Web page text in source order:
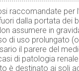
raccomandate per
dalla portata dei
assumere in
di uso prolungato
il parere del
di patologia
è destinato ai soli